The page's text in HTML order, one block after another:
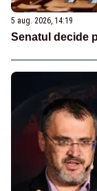
5 aug. 2026, 14:19
Senatul decide